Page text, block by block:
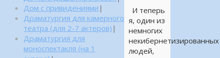
И теперь
я, один из
немногих
некибернетизированных
людей,
Дом с привидениями |
Драматургия для камерного
театра (для 2-7 актеров) |
Драматургия для
моноспектакля (на 1